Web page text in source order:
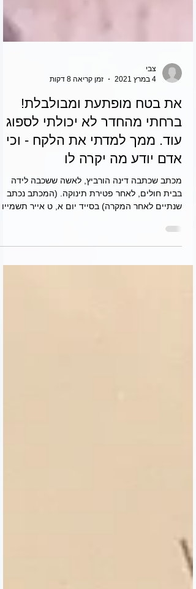
4 במרץ 2021
זמן קריאה 8 דקות
את בטח מופתעת ומבולבלת!
ברחתי מהחדר לא יכולתי לספוג
עוד. ממך למדתי את הלקח - וכי
אדם יודע מה יקרה לו
מכתב שכתבה דינה הורביץ, לאשה ששכבה לידה
בבית חולים, לאחר פטירת תינוקה. (המכתב נכתב
שנתיים לאחר המקרה) בסייד יום א, ט אייר תשמייו